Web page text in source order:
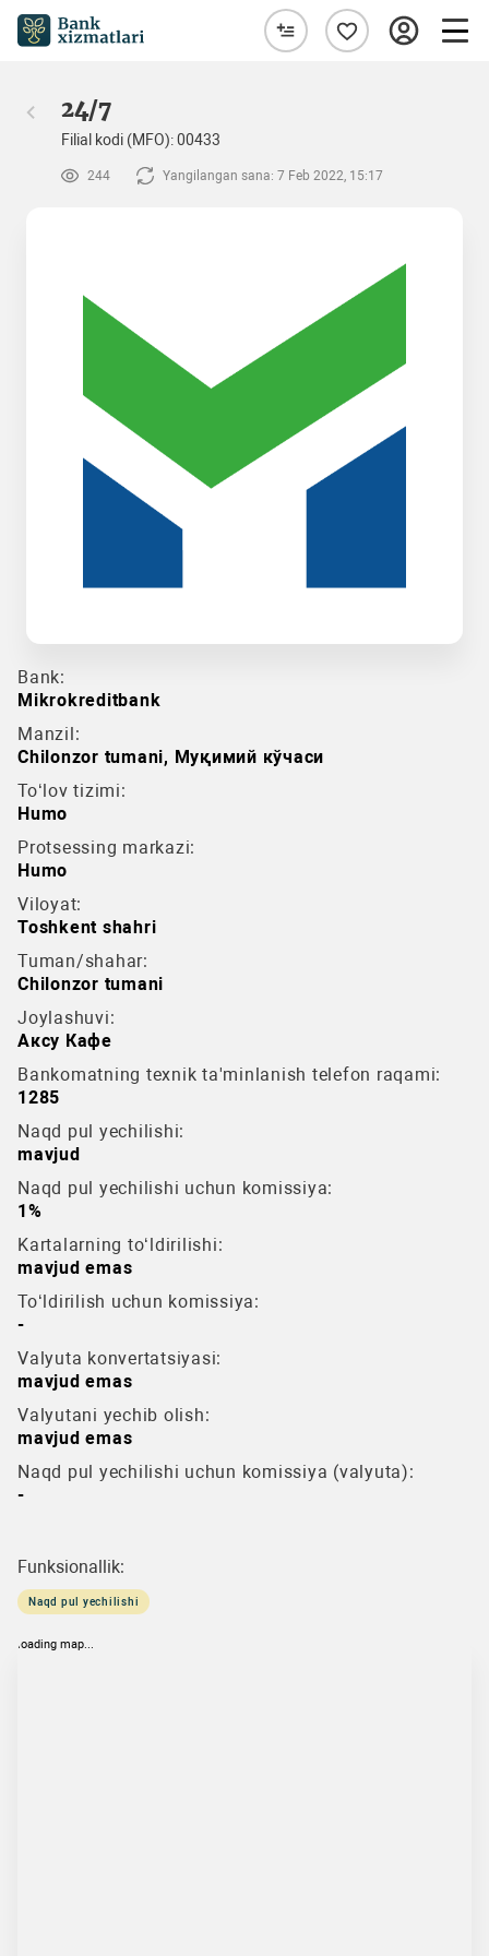
24/7
Filial kodi (MFO): 00433
244 Yangilangan sana: 7 Feb 2022, 15:17
Bank:
Mikrokreditbank
Manzil:
Chilonzor tumani, Муқимий кўчаси
To‘lov tizimi:
Humo
Protsessing markazi:
Humo
Viloyat:
Toshkent shahri
Tuman/shahar:
Chilonzor tumani
Joylashuvi:
Аксу Кафе
Bankomatning texnik ta'minlanish telefon raqami:
1285
Naqd pul yechilishi:
mavjud
Naqd pul yechilishi uchun komissiya:
1%
Kartalarning to‘ldirilishi:
mavjud emas
To‘ldirilish uchun komissiya:
-
Valyuta konvertatsiyasi:
mavjud emas
Valyutani yechib olish:
mavjud emas
Naqd pul yechilishi uchun komissiya (valyuta):
-
Funksionallik:
Naqd pul yechilishi
loading map...